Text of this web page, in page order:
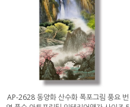
AP-2628 동양화 산수화 폭포그림 풍요 번